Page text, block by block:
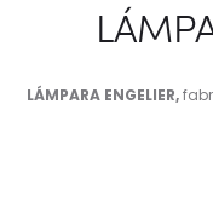
LÁMPARA ENGELIER,